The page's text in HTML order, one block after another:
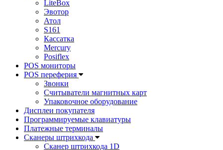
LiteBox
Эвотор
Атол
S161
Кассатка
Mercury
Posiflex
POS мониторы
POS переферия
Звонки
Считыватели магнитных карт
Упаковочное оборудование
Дисплеи покупателя
Программируемые клавиатуры
Платежные терминалы
Сканеры штрихкода
Сканер штрихкода 1D